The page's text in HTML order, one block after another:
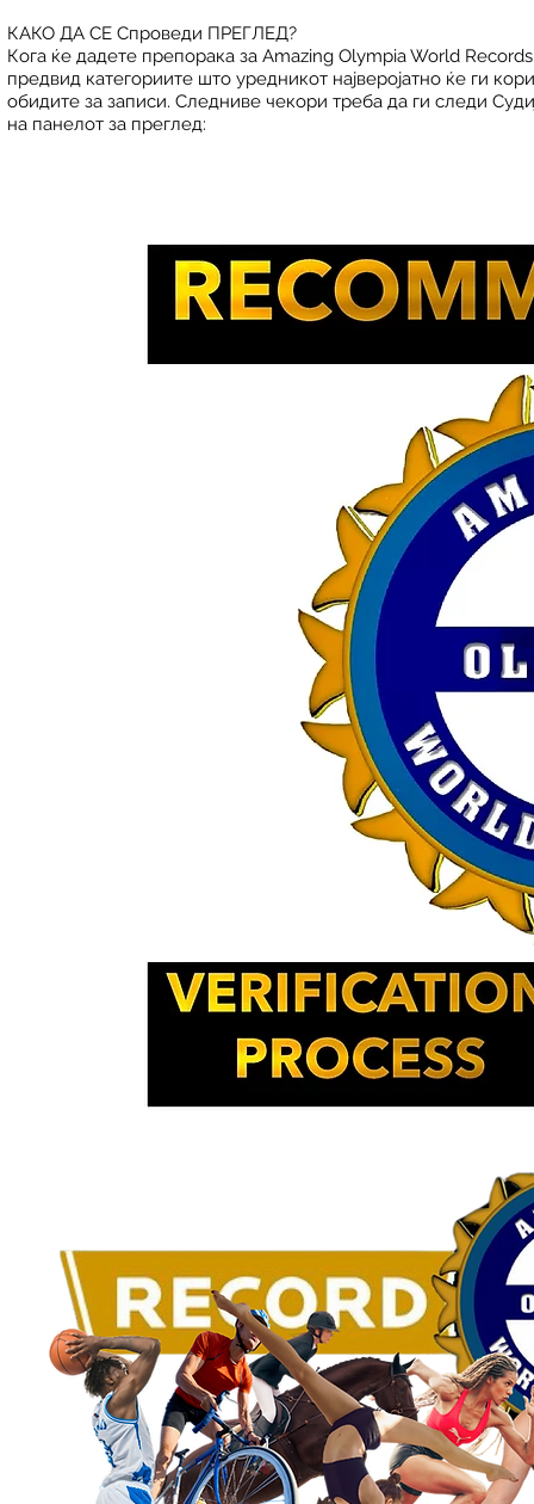
КАКО ДА СЕ Спроведи ПРЕГЛЕД?
Кога ќе дадете препорака за Amazing Olympia World
предвид категориите што уредникот најверојатно ќе ги
обидите за записи. Следниве чекори треба да ги следи
на панелот за преглед: